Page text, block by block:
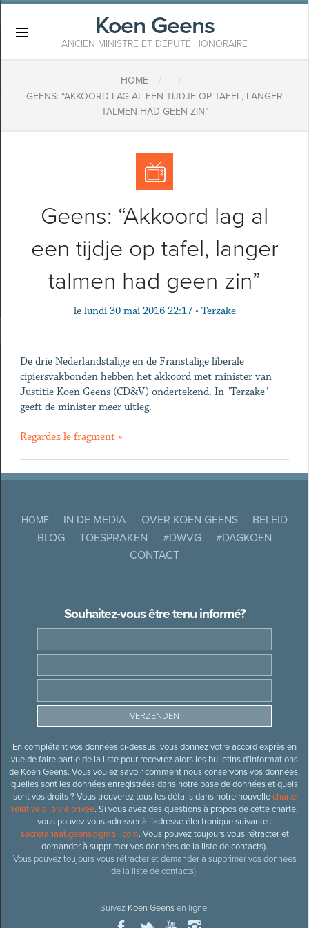
Koen Geens
ANCIEN MINISTRE ET DÉPUTÉ HONORAIRE
HOME / /
GEENS: “AKKOORD LAG AL EEN TIJDJE OP TAFEL, LANGER
TALMEN HAD GEEN ZIN”
Geens: “Akkoord lag al
een tijdje op tafel, langer
talmen had geen zin”
le lundi 30 mai 2016 22:17 • Terzake
De drie Nederlandstalige en de Franstalige liberale
cipiersvakbonden hebben het akkoord met minister van
Justitie Koen Geens (CD&V) ondertekend. In "Terzake"
geeft de minister meer uitleg.
Regardez le fragment »
HOME IN DE MEDIA OVER KOEN GEENS
BELEID
BLOG
TOESPRAKEN #DWVG
#DAGKOEN
CONTACT
Souhaitez-vous être tenu informé?
En complétant vos données ci-dessus, vous donnez votre accord exprès en
vue de faire partie de la liste pour recevrez alors les bulletins d’informations
de Koen Geens. Vous voulez savoir comment nous conservons vos données,
quelles sont les données enregistrées dans notre base de données et quels
sont vos droits ? Vous trouverez tous les détails dans notre nouvellecharte
relative à la vie privée. Si vous avez des questions à propos de cette charte,
vous pouvez vous adresser à l’adresse électronique suivante :
secretariaat.geens@gmail.com. Vous pouvez toujours vous rétracter et
demander à supprimer vos données de la liste de contacts).
Vous pouvez toujours vous rétracter et demander à supprimer vos données
de la liste de contacts).
Suivez Koen Geensen ligne: